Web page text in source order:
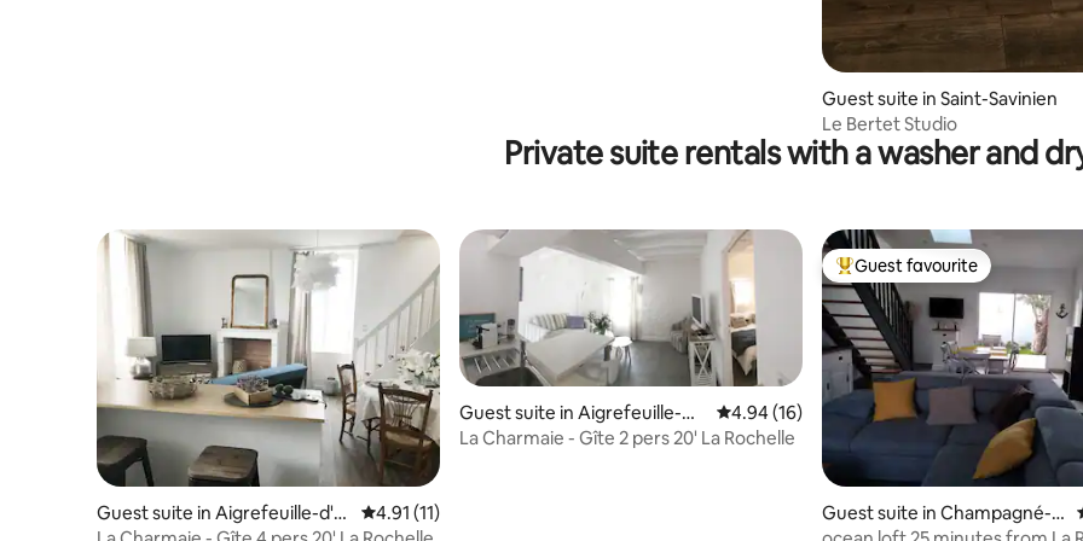
Guest suite in Saint-Savinien
Le Bertet Studio
Private suite rentals with a washer and
Guest suite in Aigrefeuille-d'A
unis
4.91 out of 5 average rating, 11 reviews
4.91 (11)
Guest suite in Aigrefeuille-
d'Aunis
4.94 out of 5 average rating, 16 reviews
4.94 (16)
La Charmaie - Gîte 2 pers 20' La Rochelle
Top guest favourite
Guest favourite
Guest suite in Champagné-le
s-Marais